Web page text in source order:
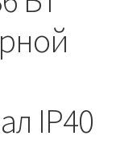
IP40